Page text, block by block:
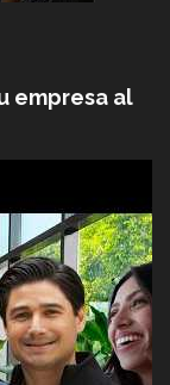
empresa al